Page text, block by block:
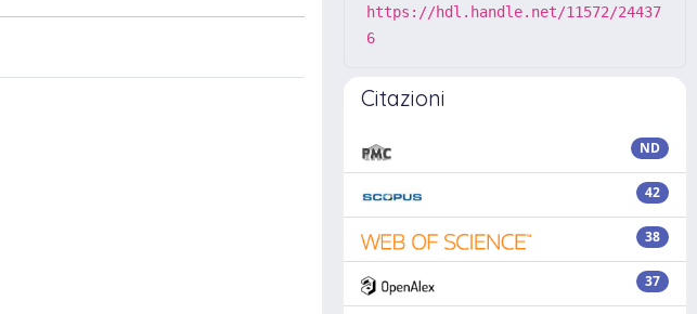
https://hdl.handle.net/11572/24437
6
Citazioni
ND
42
38
37